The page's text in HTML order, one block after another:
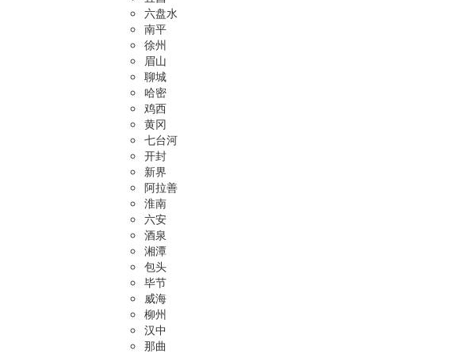
六盘水
南平
徐州
眉山
聊城
哈密
鸡西
黄冈
七台河
开封
新界
阿拉善
淮南
六安
酒泉
湘潭
包头
毕节
威海
柳州
汉中
那曲